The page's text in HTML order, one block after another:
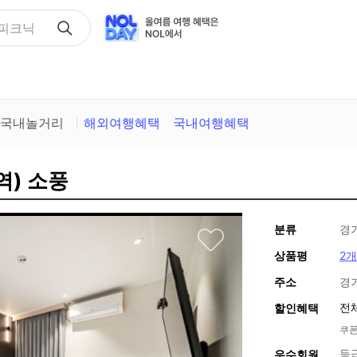
크닉
국내놀거리 해외여행혜택 국내여행혜택
) 소풍
분류
경
상품평
2개
주소
경
할인혜택
전
쿠
우수회원 등